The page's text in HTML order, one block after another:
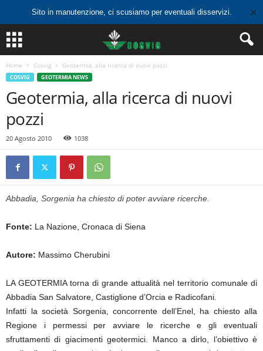
Sito in manutenzione, ci scusiamo per eventuali disservizi. ✕
Home Cosvig Geotermia, alla ricerca di nuovi pozzi
COSVIG GEOTERMIA NEWS
Geotermia, alla ricerca di nuovi
pozzi
20 Agosto 2010 1038
Abbadia, Sorgenia ha chiesto di poter avviare ricerche.
Fonte: La Nazione, Cronaca di Siena
Autore: Massimo Cherubini
LA GEOTERMIA torna di grande attualità nel territorio comunale di
Abbadia San Salvatore, Castiglione d’Orcia e Radicofani.
Infatti la società Sorgenia, concorrente dell’Enel, ha chiesto alla
Regione i permessi per avviare le ricerche e gli eventuali
sfruttamenti di giacimenti geotermici. Manco a dirlo, l’obiettivo è